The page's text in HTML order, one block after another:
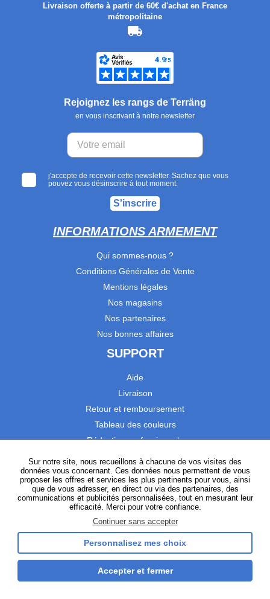
Livraison offerte à partir de 60€ d'achat en France
métropolitaine
Rejoignez les rangs de Terräng
en vous inscrivant à notre newsletter
j'accepte de recevoir cette newsletter. Sachez que vous
pouvez vous désinscrire à tout moment.
S'inscrire
INFORMATIONS ARMEMENT
Qui sommes-nous ?
Conditions Générales de Vente
Mentions légales
Nos magasins
Nos partenaires
Nos bonnes affaires
SUPPORT
Aide
Livraison
Retour et remboursement
Tableau des couleurs
Réduction professionnels
Satisfaction Clients
SUIVEZ-NOUS
InstagramTikTokFacebookYouTubeLinkedIn
Sur notre site, nous recueillons à chacune de vos visites des
données vous concernant. Ces données nous permettent de vous
proposer les offres et services les plus pertinents pour vous, ainsi
que de vous adresser, en direct ou via des partenaires, des
communications et publicités personnalisées, tout en mesurant leur
efficacité. Merci pour votre confiance.
Continuer sans accepter
Personnalisez mes choix
Accepter et fermer